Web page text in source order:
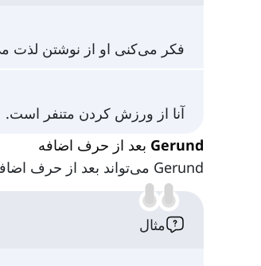
فکر می‌کنی او از نوشتن لذت
آنا از ورزش کردن متنفر است.
Gerund بعد از حرف اضافه
Gerund می‌تواند بعد از حرف اضافه بیاید و نقش متمم حرف اضافه داشته باشد. به مثال‌های زیر توجه کنید:
مثال